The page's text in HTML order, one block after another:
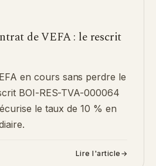
de VEFA : le rescrit
en cours sans perdre le
BOI-RES-TVA-000064
le taux de 10 % en
Lire l'article →